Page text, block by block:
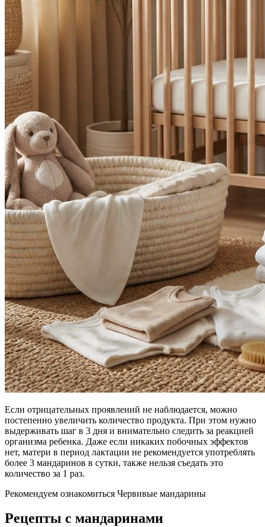
Если отрицательных проявлений не наблюдается, можно
постепенно увеличить количество продукта. При этом нужно
выдерживать шаг в 3 дня и внимательно следить за реакцией
организма ребенка. Даже если никаких побочных эффектов
нет, матери в период лактации не рекомендуется употреблять
более 3 мандаринов в сутки, также нельзя съедать это
количество за 1 раз.
Рекомендуем ознакомиться Червивые мандарины
Рецепты с мандаринами